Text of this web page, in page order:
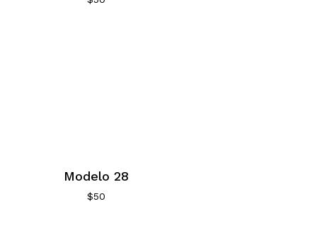
Modelo 28
$50